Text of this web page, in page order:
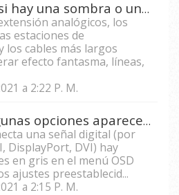
¿Qué hacer si hay una sombra o una imagen doble en la pantalla del proyector?
analógicos, los
estaciones de
los cables más largos
efecto fantasma, líneas,
a 2:22 P. M.
¿Por qué algunas opciones aparecen en color gris en el menú OSD?
una señal digital (por
DisplayPort, DVI) hay
en gris en el menú OSD
ajustes preestablecid...
a 2:15 P. M.